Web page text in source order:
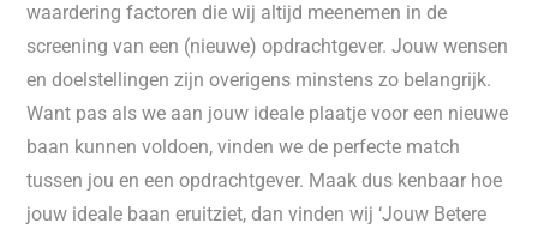
waardering factoren die wij altijd meenemen in de
screening van een (nieuwe) opdrachtgever. Jouw wensen
en doelstellingen zijn overigens minstens zo belangrijk.
Want pas als we aan jouw ideale plaatje voor een nieuwe
baan kunnen voldoen, vinden we de perfecte match
tussen jou en een opdrachtgever. Maak dus kenbaar hoe
jouw ideale baan eruitziet, dan vinden wij ‘Jouw Betere